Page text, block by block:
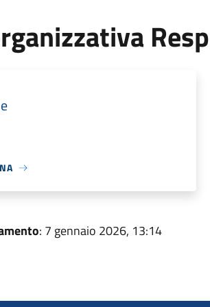
: 7 gennaio 2026, 13:14